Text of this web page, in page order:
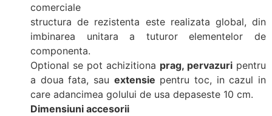
comerciale
structura de rezistenta este realizata global, din
imbinarea unitara a tuturor elementelor de
componenta.
Optional se pot achizitiona prag, pervazuri pentru
a doua fata, sau extensie pentru toc, in cazul in
care adancimea golului de usa depaseste 10 cm.
Dimensiuni accesorii